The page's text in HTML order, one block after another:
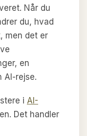
Når du
du, hvad
men det er
en
AI-rejse.
i AI-
Det handler